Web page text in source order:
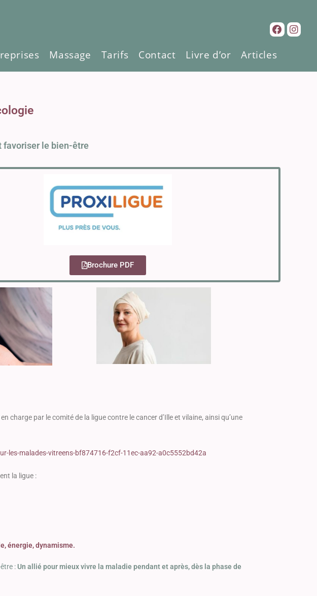
Massage Tarifs Contact Livre d’or Articles
favoriser le bien-être
Brochure PDF
par le comité de la ligue contre le cancer d’Ille et vilaine, ainsi qu’une
les-malades-vitreens-bf874716-f2cf-11ec-aa92-a0c5552bd42a
la ligue :
énergie, dynamisme.
:Un allié pour mieux vivre la maladie pendant et après, dès la phase de